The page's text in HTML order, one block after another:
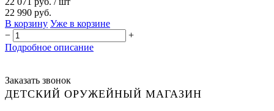
22 990 руб.
В корзину Уже в корзине
−
+
Подробное описание
Заказать звонок
ДЕТСКИЙ ОРУЖЕЙНЫЙ МАГАЗИН